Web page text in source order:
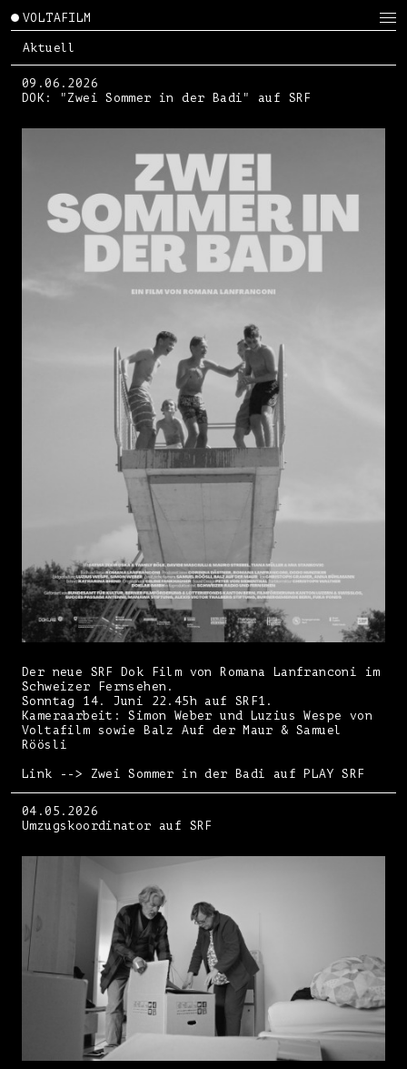
VOLTAFILM
Aktuell
09.06.2026
DOK: "Zwei Sommer in der Badi" auf SRF
Der neue SRF Dok Film von Romana Lanfranconi im
Schweizer Fernsehen.
Sonntag 14. Juni 22.45h auf SRF1.
Kameraarbeit: Simon Weber und Luzius Wespe von
Voltafilm sowie Balz Auf der Maur & Samuel
Röösli
Link --> Zwei Sommer in der Badi auf PLAY SRF
04.05.2026
Umzugskoordinator auf SRF